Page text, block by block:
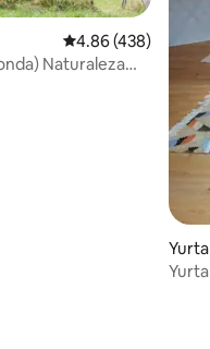
Calificación
4.86 (438)
Naturaleza